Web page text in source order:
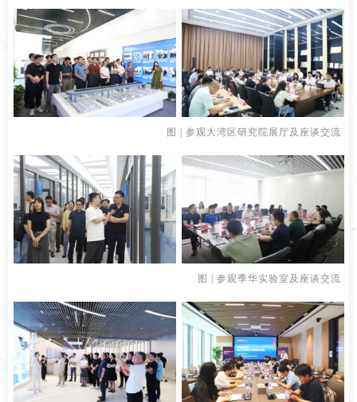
图 | 参观大湾区研究院展厅及座谈交流
图 | 参观季华实验室及座谈交流